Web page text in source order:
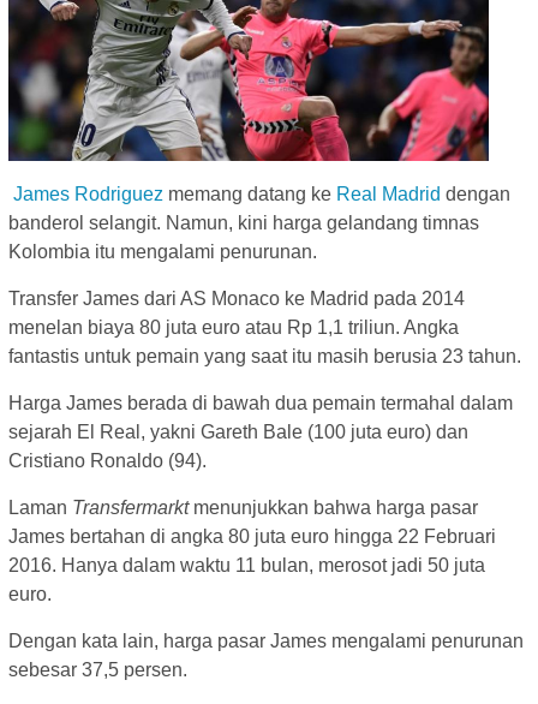
James Rodriguez memang datang ke Real Madrid dengan
banderol selangit. Namun, kini harga gelandang timnas
Kolombia itu mengalami penurunan.
Transfer James dari AS Monaco ke Madrid pada 2014
menelan biaya 80 juta euro atau Rp 1,1 triliun. Angka
fantastis untuk pemain yang saat itu masih berusia 23 tahun.
Harga James berada di bawah dua pemain termahal dalam
sejarah El Real, yakni Gareth Bale (100 juta euro) dan
Cristiano Ronaldo (94).
Laman Transfermarktmenunjukkan bahwa harga pasar
James bertahan di angka 80 juta euro hingga 22 Februari
2016. Hanya dalam waktu 11 bulan, merosot jadi 50 juta
euro.
Dengan kata lain, harga pasar James mengalami penurunan
sebesar 37,5 persen.